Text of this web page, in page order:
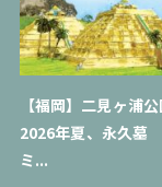
【福岡】二見ヶ浦
2026年夏、永久墓
ミ...